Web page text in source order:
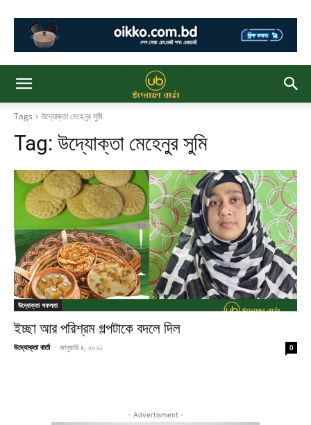
Tags উদ্যোক্তা মেহেনুর সুমি
Tag: উদ্যোক্তা মেহেনুর সুমি
উদ্যোক্তা সফলতা
ইচ্ছা আর পরিশ্রম গল্পটাকে বদলে দিল
উদ্যোক্তা বার্তা - জানুয়ারি ৪, ২০২১ 0
- Advertisment -